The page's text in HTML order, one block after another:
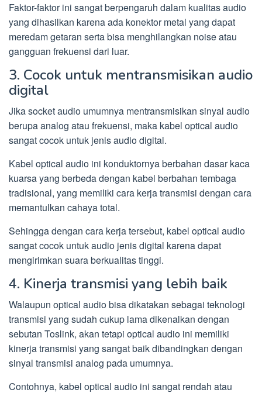
Faktor-faktor ini sangat berpengaruh dalam kualitas audio
yang dihasilkan karena ada konektor metal yang dapat
meredam getaran serta bisa menghilangkan noise atau
gangguan frekuensi dari luar.
3. Cocok untuk mentransmisikan audio
digital
Jika socket audio umumnya mentransmisikan sinyal audio
berupa analog atau frekuensi, maka kabel optical audio
sangat cocok untuk jenis audio digital.
Kabel optical audio ini konduktornya berbahan dasar kaca
kuarsa yang berbeda dengan kabel berbahan tembaga
tradisional, yang memiliki cara kerja transmisi dengan cara
memantulkan cahaya total.
Sehingga dengan cara kerja tersebut, kabel optical audio
sangat cocok untuk audio jenis digital karena dapat
mengirimkan suara berkualitas tinggi.
4. Kinerja transmisi yang lebih baik
Walaupun optical audio bisa dikatakan sebagai teknologi
transmisi yang sudah cukup lama dikenalkan dengan
sebutan Toslink, akan tetapi optical audio ini memiliki
kinerja transmisi yang sangat baik dibandingkan dengan
sinyal transmisi analog pada umumnya.
Contohnya, kabel optical audio ini sangat rendah atau